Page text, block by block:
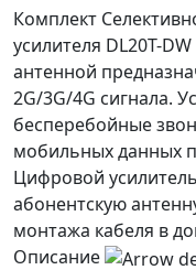
Комплект
усилителя DL20T-
антенной
2G/3G/4G сигнала.
бесперебойные
мобильных данных
Цифровой
абонентскую
монтажа кабеля в
Описание